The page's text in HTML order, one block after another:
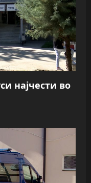
најчести во